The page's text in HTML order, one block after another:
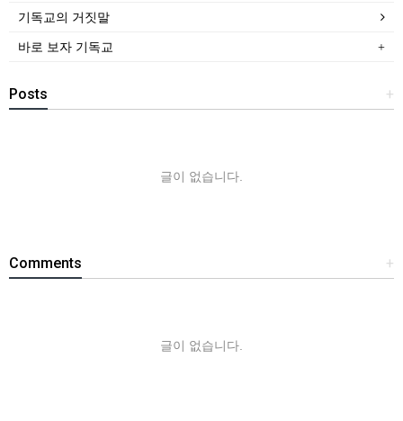
기독교의 거짓말
바로 보자 기독교
+
Posts
글이 없습니다.
+
Comments
글이 없습니다.